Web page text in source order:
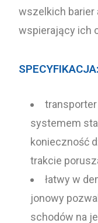
wszelkich
wspierający ich
SPECYFIKACJA:
systemem
konieczność
trakcie
łatwy w
jonowy
schodów na